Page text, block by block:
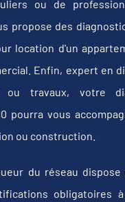
ou de
propose des
location d'un
Enfin, expert en
ou travaux, votre
pourra vous
ou construction.
du réseau
obligatoires